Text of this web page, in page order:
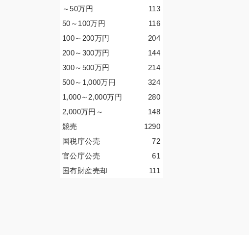
113
～50万円
116
50～100万円
204
100～200万円
144
200～300万円
214
300～500万円
324
500～1,000万円
280
1,000～2,000万円
148
2,000万円 ～
1290
競売
72
国税庁公売
61
官公庁公売
111
国有財産売却